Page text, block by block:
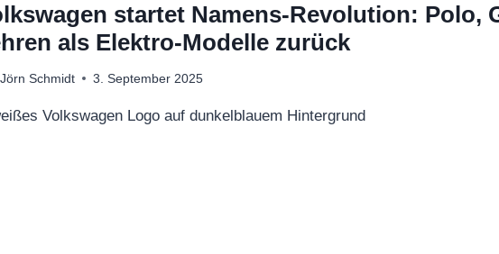
startet Namens-Revolution: Polo,
als Elektro-Modelle zurück
Jörn Schmidt 3. September 2025